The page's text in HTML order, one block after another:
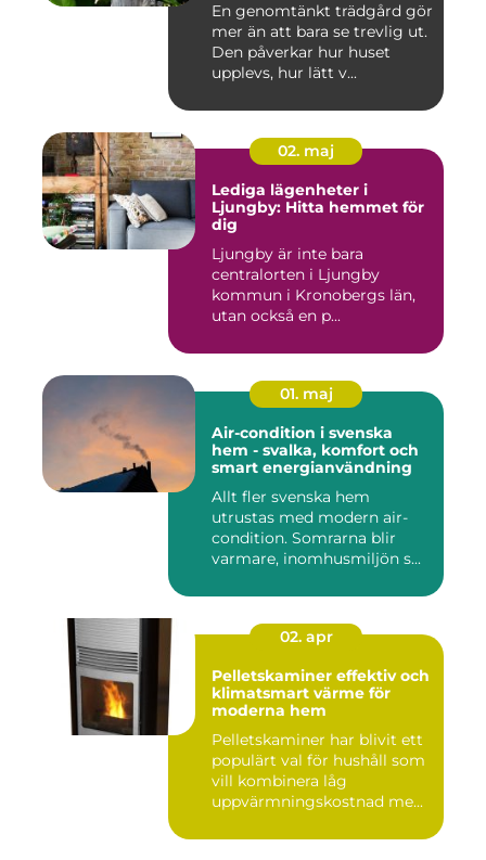
En genomtänkt trädgård gör
mer än att bara se trevlig ut.
Den påverkar hur huset
upplevs, hur lätt v...
02. maj
Lediga lägenheter i
Ljungby: Hitta hemmet för
dig
Ljungby är inte bara
centralorten i Ljungby
kommun i Kronobergs län,
utan också en p...
01. maj
Air-condition i svenska
hem - svalka, komfort och
smart energianvändning
Allt fler svenska hem
utrustas med modern air-
condition. Somrarna blir
varmare, inomhusmiljön s...
02. apr
Pelletskaminer effektiv och
klimatsmart värme för
moderna hem
Pelletskaminer har blivit ett
populärt val för hushåll som
vill kombinera låg
uppvärmningskostnad me...